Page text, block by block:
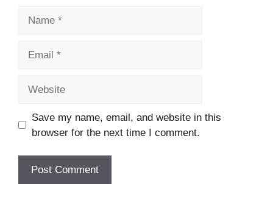
Save my name, email, and website in this
browser for the next time I comment.